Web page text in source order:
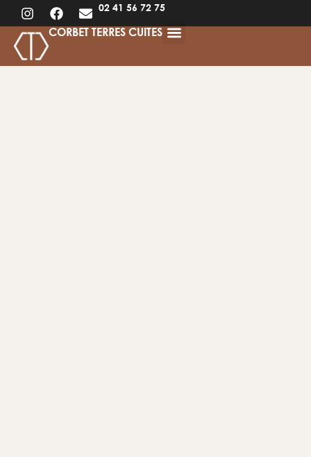
02 41 56 72 75
CORBET TERRES CUITES